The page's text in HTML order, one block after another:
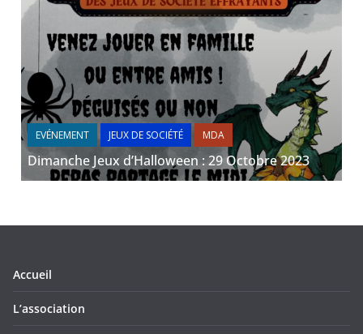
EVÉNEMENT JEUX DE SOCIÉTÉ MDA
Dimanche Jeux d’Halloween : 29 Octobre 2023
Accueil
L’association